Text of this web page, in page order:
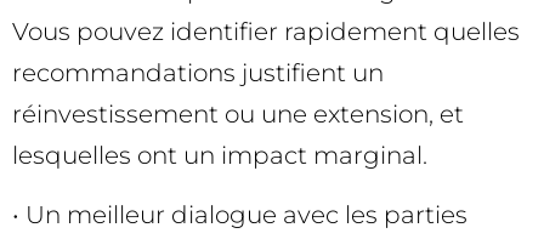
Vous pouvez identifier rapidement quelles
recommandations justifient un
réinvestissement ou une extension, et
lesquelles ont un impact marginal.
• Un meilleur dialogue avec les parties